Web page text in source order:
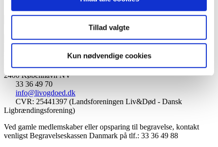
Tillad valgte
Kun nødvendige cookies
Vil blive afsendt inden for 1-2 uger.
variable
/var/www/liv-
doed.dk/public_html/wp-
content/themes/livogdoed19/woocommerce/global/quantity-
input.php
on
line
74
Tilføj til kurv
Landsforeningen Liv&Død
Bispebjerg Torv 16 St. TV
2400 København NV
33 36 49 70
info@livogdoed.dk
CVR: 25441397 (Landsforeningen Liv&Død - Dansk
Ligbrændingsforening)
Ved gamle medlemskaber eller opsparing til begravelse, kontakt
venligst Begravelseskassen Danmark på tlf.: 33 36 49 88